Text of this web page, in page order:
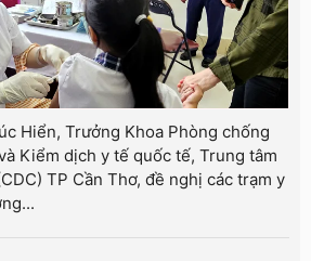
Hiển, Trưởng Khoa Phòng chống
Kiểm dịch y tế quốc tế, Trung tâm
TP Cần Thơ, đề nghị các trạm y